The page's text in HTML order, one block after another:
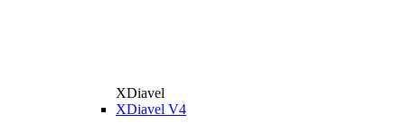
XDiavel
XDiavel V4